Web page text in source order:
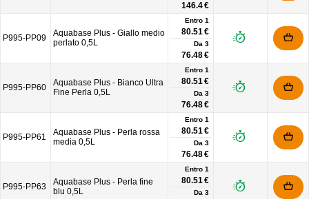
146.4 €
P995-PP09
Aquabase Plus - Giallo medio
perlato 0,5L
Entro 1
80.51 €
Da 3
76.48 €
P995-PP60
Aquabase Plus - Bianco Ultra
Fine Perla 0,5L
Entro 1
80.51 €
Da 3
76.48 €
P995-PP61
Aquabase Plus - Perla rossa
media 0,5L
Entro 1
80.51 €
Da 3
76.48 €
P995-PP63
Aquabase Plus - Perla fine
blu 0,5L
Entro 1
80.51 €
Da 3